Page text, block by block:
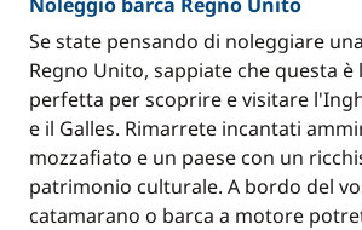
Se state pensando di noleggiare
Regno Unito, sappiate che questa è
perfetta per scoprire e visitare
e il Galles. Rimarrete incantati
mozzafiato e un paese con un
patrimonio culturale. A bordo del
catamarano o barca a motore